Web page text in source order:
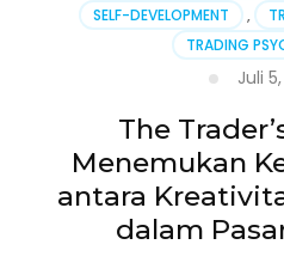
SELF-DEVELOPMENT
,
TRADING
Juli
The
Menemukan
antara
dalam